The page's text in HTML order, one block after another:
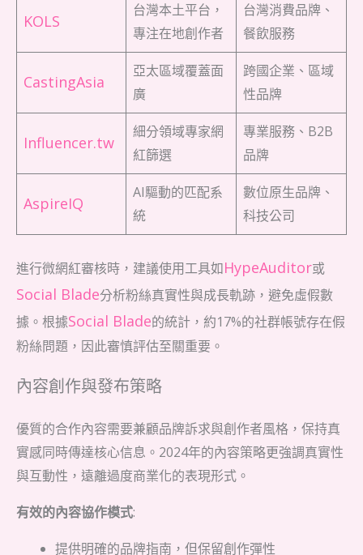
KOLS
台灣本土平台，
專注在地創作者
台灣消費品牌、
餐飲服務
CastingAsia
亞太區域覆蓋面
廣
跨國企業、區域
性品牌
Influencer.tw
細分領域專家網
紅篩選
專業服務、B2B
品牌
AspireIQ
AI驅動的匹配系
統
數位原生品牌、
科技公司
進行微網紅審核時，建議使用工具如HypeAuditor或
Social Blade分析粉絲真實性與成長軌跡，避免虛假數
據。根據Social Blade的統計，約17%的社群帳號存在假
粉絲問題，因此審慎評估至關重要。
內容創作與發布策略
優質的合作內容需要兼顧品牌訴求與創作者風格，保持真
實感同時傳達核心信息。2024年的內容策略更強調真實性
與互動性，遠離過度商業化的表現形式。
有效的內容協作模式:
提供明確的品牌指南，但保留創作彈性